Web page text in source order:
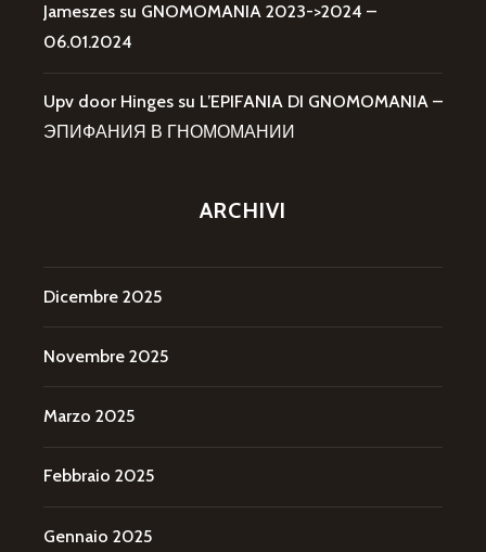
Jameszes su GNOMOMANIA 2023->2024 –
06.01.2024
Upv door Hinges su L’EPIFANIA DI GNOMOMANIA –
ЭПИФАНИЯ В ГНОМОМАНИИ
ARCHIVI
Dicembre 2025
Novembre 2025
Marzo 2025
Febbraio 2025
Gennaio 2025